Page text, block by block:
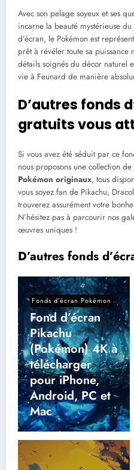
Avec son pelage soyeux et ses
incarne la beauté mystérieuse
d’écran, le Pokémon est
prêt à révéler toute sa puissance
détails soignés du décor naturel
vie à Feunard de manière
D’autres fonds
gratuits vous
Si vous avez été séduit par ce
nous proposons une collection
Pokémon originaux, tous
vous soyez fan de Pikachu,
trouverez assurément votre
N’hésitez pas à parcourir nos
œuvres uniques !
D’autres fonds
Fonds d’écran Pokémon
Fond d’écran
Pikachu
(Pokémon) 4K à
télécharger
pour iPhone,
Android, PC et
Mac